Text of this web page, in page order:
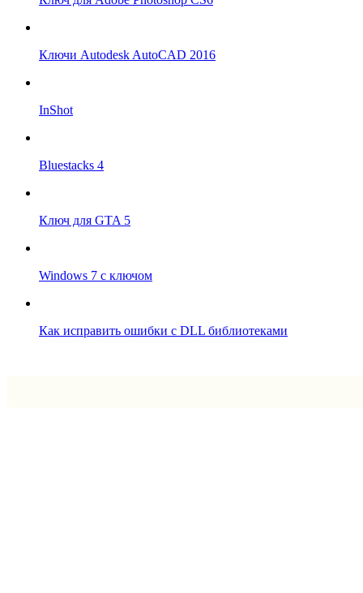
Ключи Autodesk AutoCAD 2016
InShot
Bluestacks 4
Ключ для GTA 5
Windows 7 с ключом
Как исправить ошибки с DLL библиотеками